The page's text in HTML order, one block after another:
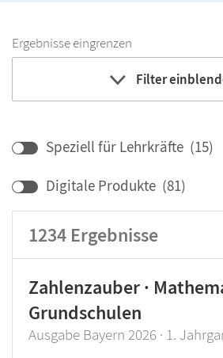
Ergebnisse eingrenzen
Filter
Lehrwerk/Reihe
Speziell für Lehrkräfte (15)
Digitale Produkte (81)
1234 Ergebnisse
Zahlenzauber ·
Grundschulen
Ausgabe Bayern 2026 · 1.